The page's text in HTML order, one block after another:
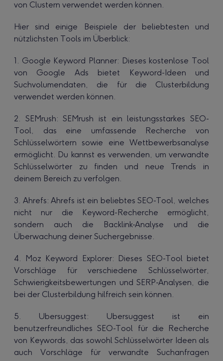
von Clustern verwendet werden können.
Hier sind einige Beispiele der beliebtesten und
nützlichsten Tools im Überblick:
1. Google Keyword Planner: Dieses kostenlose Tool
von Google Ads bietet Keyword-Ideen und
Suchvolumendaten, die für die Clusterbildung
verwendet werden können.
2. SEMrush: SEMrush ist ein leistungsstarkes SEO-
Tool, das eine umfassende Recherche von
Schlüsselwörtern sowie eine Wettbewerbsanalyse
ermöglicht. Du kannst es verwenden, um verwandte
Schlüsselwörter zu finden und neue Trends in
deinem Bereich zu verfolgen.
3. Ahrefs: Ahrefs ist ein beliebtes SEO-Tool, welches
nicht nur die Keyword-Recherche ermöglicht,
sondern auch die Backlink-Analyse und die
Überwachung deiner Suchergebnisse.
4. Moz Keyword Explorer: Dieses SEO-Tool bietet
Vorschläge für verschiedene Schlüsselwörter,
Schwierigkeitsbewertungen und SERP-Analysen, die
bei der Clusterbildung hilfreich sein können.
5. Ubersuggest: Ubersuggest ist ein
benutzerfreundliches SEO-Tool für die Recherche
von Keywords, das sowohl Schlüsselwörter Ideen als
auch Vorschläge für verwandte Suchanfragen